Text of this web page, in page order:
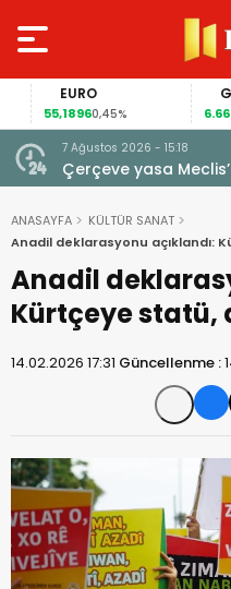
EURO
55,18960,45%
için
7 Ağustos 2026 - 15:18
Çerçeve yasa
kapandı: AİHM
veto tartışması
ANASAYFA
KÜLTÜR SANAT
Anadil deklarasyonu açıklandı:
Anadil
Kürtçeye
14.02.2026 17:31 Güncellenme :